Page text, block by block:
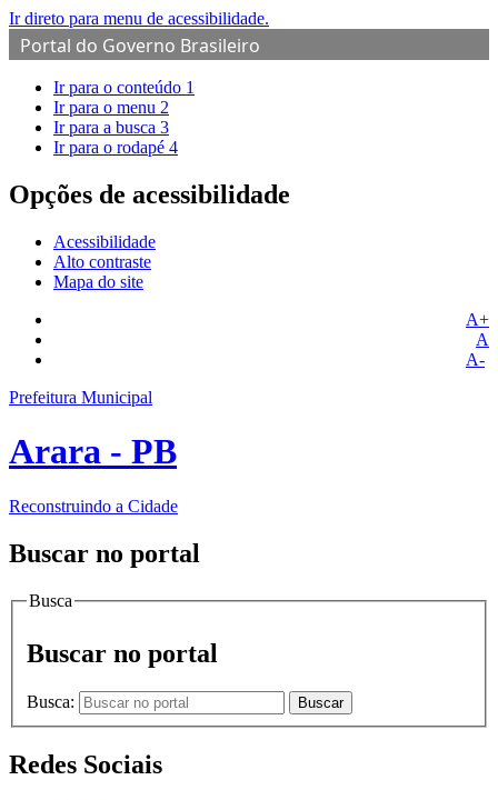
Ir direto para menu de acessibilidade.
Portal do Governo Brasileiro
Ir para o conteúdo 1
Ir para o menu 2
Ir para a busca 3
Ir para o rodapé 4
Opções de acessibilidade
Acessibilidade
Alto contraste
Mapa do site
A+
A
A-
Prefeitura Municipal
Arara - PB
Reconstruindo a Cidade
Buscar no portal
Busca
Buscar no portal
Busca: Buscar
Redes Sociais